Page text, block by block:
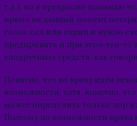
т.д.), но я прекрасно понимаю
прямо на данный момент
голос сел или охрип и нужно
предпринять и при этом что-то
«подручных» средств, как
Понятно, что ко врачу идти
возможности, хотя, конечно,
может определить только лор
Поэтому по возможности врача